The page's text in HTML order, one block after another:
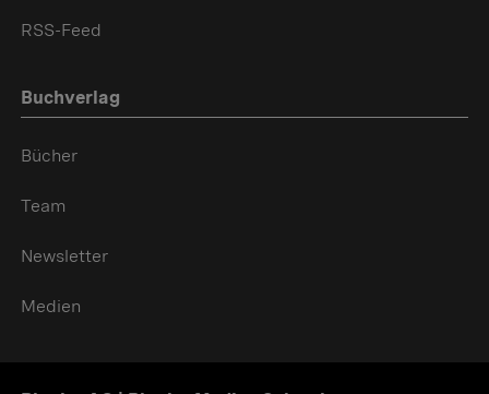
RSS-Feed
Buchverlag
Bücher
Team
Newsletter
Medien